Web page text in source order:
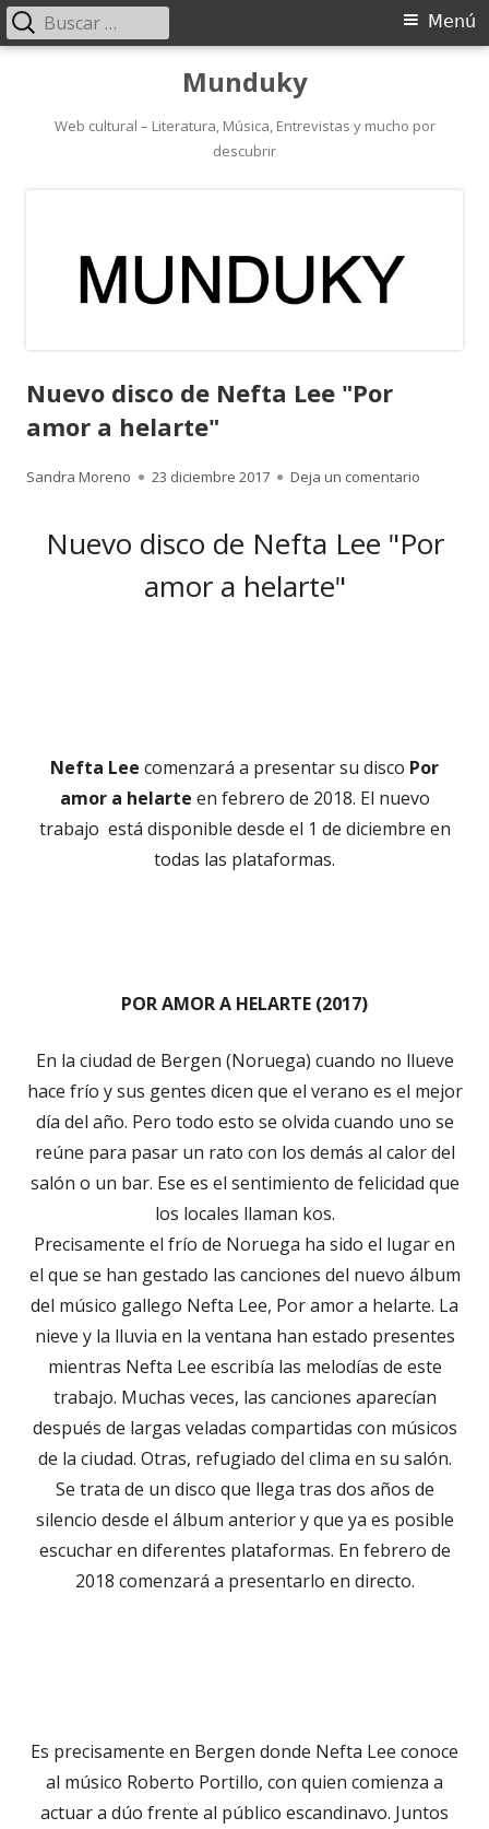
contenido
Munduky
Web cultural – Literatura, Música, Entrevistas y mucho por
descubrir
Menú
Menú
Buscar:
Nuevo disco de Nefta Lee "Por
amor a helarte"
Autor
Sandra Moreno
Publicado
23 diciembre 2017 Deja un comentario
Nuevo disco de Nefta Lee "Por
amor a helarte"
Nefta Lee comenzará a presentar su disco Por
amor a helarte en febrero de 2018. El nuevo
trabajo está disponible desde el 1 de diciembre en
todas las plataformas.
POR AMOR A HELARTE (2017)
En la ciudad de Bergen (Noruega) cuando no llueve
hace frío y sus gentes dicen que el verano es el mejor
día del año. Pero todo esto se olvida cuando uno se
reúne para pasar un rato con los demás al calor del
salón o un bar. Ese es el sentimiento de felicidad que
los locales llaman kos.
Precisamente el frío de Noruega ha sido el lugar en
el que se han gestado las canciones del nuevo álbum
del músico gallego Nefta Lee, Por amor a helarte. La
nieve y la lluvia en la ventana han estado presentes
mientras Nefta Lee escribía las melodías de este
trabajo. Muchas veces, las canciones aparecían
después de largas veladas compartidas con músicos
de la ciudad. Otras, refugiado del clima en su salón.
Se trata de un disco que llega tras dos años de
silencio desde el álbum anterior y que ya es posible
escuchar en diferentes plataformas. En febrero de
2018 comenzará a presentarlo en directo.
Es precisamente en Bergen donde Nefta Lee conoce
al músico Roberto Portillo, con quien comienza a
actuar a dúo frente al público escandinavo. Juntos